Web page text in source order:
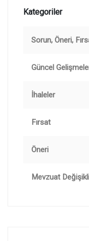
Kategoriler
Sorun, Öneri,
Güncel
İhaleler
Fırsat
Öneri
Mevzuat